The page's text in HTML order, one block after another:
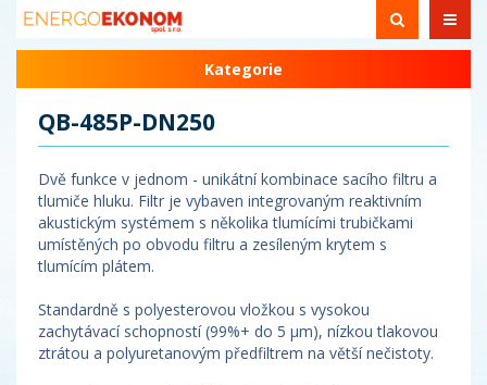
Kategorie
QB-485P-DN250
Dvě funkce v jednom - unikátní kombinace sacího filtru a
tlumiče hluku. Filtr je vybaven integrovaným reaktivním
akustickým systémem s několika tlumícími trubičkami
umístěných po obvodu filtru a zesíleným krytem s
tlumícím plátem.
Standardně s polyesterovou vložkou s vysokou
zachytávací schopností (99%+ do 5 µm), nízkou tlakovou
ztrátou a polyuretanovým předfiltrem na větší nečistoty.